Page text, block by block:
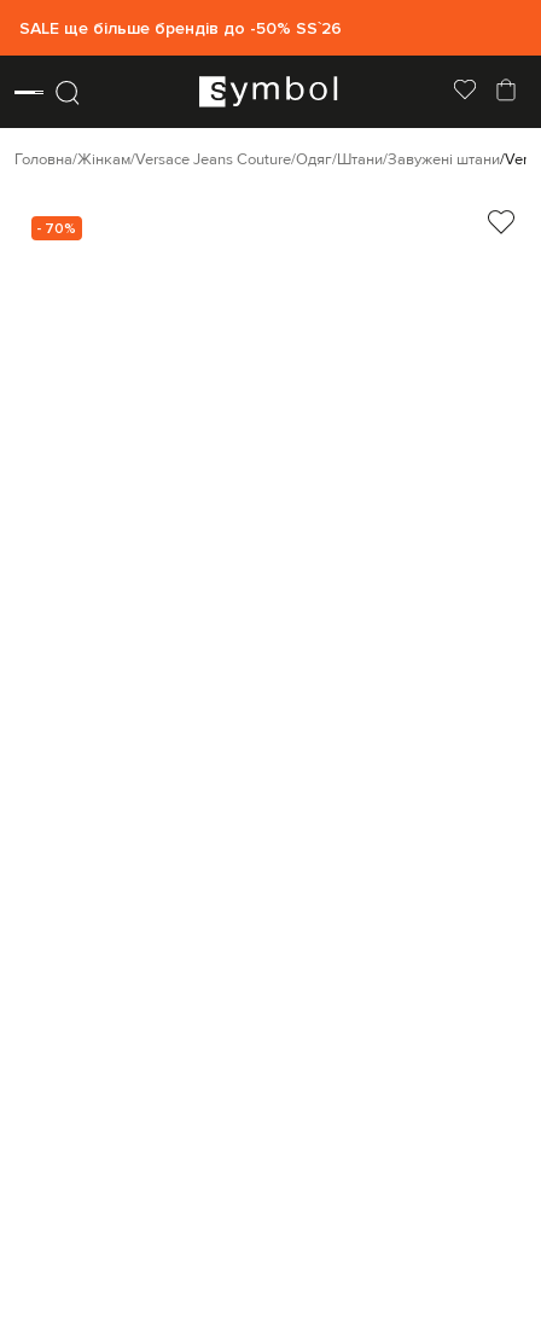
SALE ще більше брендів до -50% SS`26
Головна Жінкам Versace Jeans Couture Одяг Штани Завужені штани
- 70%